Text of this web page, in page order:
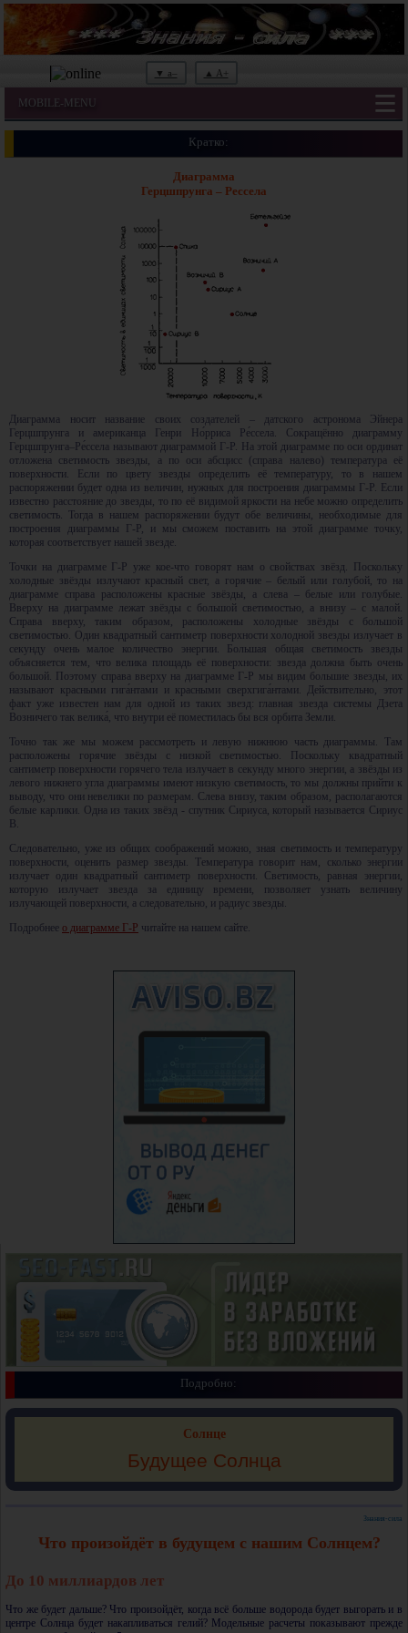
▼ a– ▲ A+
MOBILE-MENU
Кратко:
Диаграмма
Герцшпрунга – Рессела
Диаграмма носит название своих создателей – датского астронома Эйнера
Герцшпрунга и американца Генри Но́рриса Ре́ссела. Сокращённо диаграмму
Герцшпрунга–Ре́ссела называют диаграммой Г-Р. На этой диаграмме по оси ординат
отложена светимость звезды, а по оси абсцисс (справа налево) температура её
поверхности. Если по цвету звезды определить её температуру, то в нашем
распоряжении будет одна из величин, нужных для построения диаграммы Г-Р. Если
известно расстояние до звезды, то по её видимой яркости на небе можно определить
светимость. Тогда в нашем распоряжении будут обе величины, необходимые для
построения диаграммы Г-Р, и мы сможем поставить на этой диаграмме точку,
которая соответствует нашей звезде.
Точки на диаграмме Г-Р уже кое-что говорят нам о свойствах звёзд. Поскольку
холодные звёзды излучают красный свет, а горячие – белый или голубой, то на
диаграмме справа расположены красные звёзды, а слева – белые или голубые.
Вверху на диаграмме лежат звёзды с большой светимостью, а внизу – с малой.
Справа вверху, таким образом, расположены холодные звёзды с большой
светимостью. Один квадратный сантиметр поверхности холодной звезды излучает в
секунду очень малое количество энергии. Большая общая светимость звезды
объясняется тем, что велика площадь её поверхности: звезда должна быть очень
большой. Поэтому справа вверху на диаграмме Г-Р мы видим большие звезды, их
называют красными гига́нтами и красными сверхгига́нтами. Действительно, этот
факт уже известен нам для одной из таких звезд: главная звезда системы Дзета
Возничего так велика́, что внутри её поместилась бы вся орбита Земли.
Точно так же мы можем рассмотреть и левую нижнюю часть диаграммы. Там
расположены горячие звёзды с низкой светимостью. Поскольку квадратный
сантиметр поверхности горячего тела излучает в секунду много энергии, а звёзды из
левого нижнего угла диаграммы имеют низкую светимость, то мы должны прийти к
выводу, что они невелики по размерам. Слева внизу, таким образом, располагаются
белые карлики. Одна из таких звёзд - спутник Сириуса, который называется Сириус
B.
Следовательно, уже из общих соображений можно, зная светимость и температуру
поверхности, оценить размер звезды. Температура говорит нам, сколько энергии
излучает один квадратный сантиметр поверхности. Светимость, равная энергии,
которую излучает звезда за единицу времени, позволяет узнать величину
излучающей поверхности, а следовательно, и радиус звезды.
Подробнее о диаграмме Г-Р читайте на нашем сайте.
Подробно:
Солнце
Будущее Солнца
Знания-сила
Что произойдёт в будущем с нашим Солнцем?
До 10 миллиардов лет
Что же будет дальше? Что произойдёт, когда всё больше водорода будет выгорать и в
центре Солнца будет накапливаться гелий? Модельные расчеты показывают прежде